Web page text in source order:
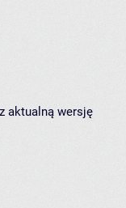
aktualną wersję